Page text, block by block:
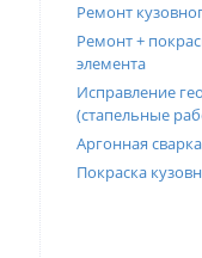
Ремонт
Ремонт +
элемента
Исправление
(стапельные
Аргонная сварка
Покраска